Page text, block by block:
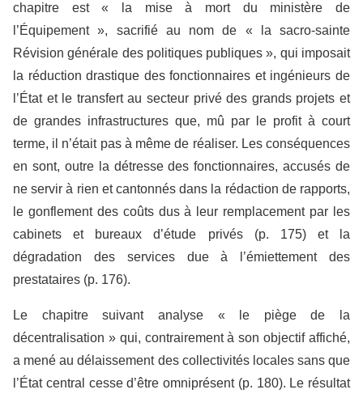
chapitre est « la mise à mort du ministère de
l’Équipement », sacrifié au nom de « la sacro-sainte
Révision générale des politiques publiques », qui imposait
la réduction drastique des fonctionnaires et ingénieurs de
l’État et le transfert au secteur privé des grands projets et
de grandes infrastructures que, mû par le profit à court
terme, il n’était pas à même de réaliser. Les conséquences
en sont, outre la détresse des fonctionnaires, accusés de
ne servir à rien et cantonnés dans la rédaction de rapports,
le gonflement des coûts dus à leur remplacement par les
cabinets et bureaux d’étude privés (p. 175) et la
dégradation des services due à l’émiettement des
prestataires (p. 176).
Le chapitre suivant analyse « le piège de la
décentralisation » qui, contrairement à son objectif affiché,
a mené au délaissement des collectivités locales sans que
l’État central cesse d’être omniprésent (p. 180). Le résultat